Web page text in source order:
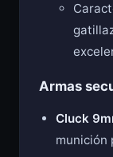
Armas
Cluck
munición